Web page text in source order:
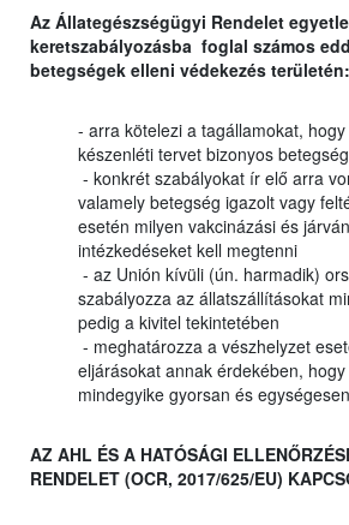
Az Állategészségügyi Rendelet
keretszabályozásba foglal számos
betegségek elleni védekezés területén:
- arra kötelezi a tagállamokat,
készenléti tervet bizonyos
- konkrét szabályokat ír elő arra
valamely betegség igazolt vagy
esetén milyen vakcinázási és
intézkedéseket kell megtenni
- az Unión kívüli (ún. harmadik)
szabályozza az állatszállításokat
pedig a kivitel tekintetében
- meghatározza a vészhelyzet
eljárásokat annak érdekében,
mindegyike gyorsan és
AZ AHL ÉS A HATÓSÁGI
RENDELET (OCR, 2017/625/EU)